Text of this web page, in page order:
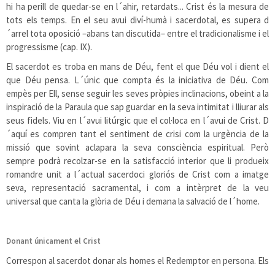
hi ha perill de quedar-se en l´ahir, retardats... Crist és la mesura de
tots els temps. En el seu avui diví-humà i sacerdotal, es supera d
´arrel tota oposició –abans tan discutida– entre el tradicionalisme i el
progressisme (cap. IX).
El sacerdot es troba en mans de Déu, fent el que Déu vol i dient el
que Déu pensa. L´únic que compta és la iniciativa de Déu. Com
empès per Ell, sense seguir les seves pròpies inclinacions, obeint a la
inspiració de la Paraula que sap guardar en la seva intimitat i lliurar als
seus fidels. Viu en l´avui litúrgic que el col·loca en l´avui de Crist. D
´aquí es compren tant el sentiment de crisi com la urgència de la
missió que sovint aclapara la seva consciència espiritual. Però
sempre podrà recolzar-se en la satisfacció interior que li produeix
romandre unit a l´actual sacerdoci gloriós de Crist com a imatge
seva, representació sacramental, i com a intèrpret de la veu
universal que canta la glòria de Déu i demana la salvació de l´home.
Donant únicament el Crist
Correspon al sacerdot donar als homes el Redemptor en persona. Els